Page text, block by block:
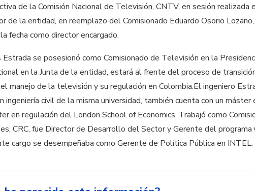
de la Comisión Nacional de Televisión, CNTV, en sesión
de la entidad, en reemplazo del Comisionado Eduardo Osorio
fecha como director encargado.
Estrada se posesionó como Comisionado de Televisión en la
en la Junta de la entidad, estará al frente del proceso de
manejo de la televisión y su regulación en Colombia.El ingeniero
ingeniería civil de la misma universidad, también cuenta con un
en regulación del London School of Economics. Trabajó como
CRC, fue Director de Desarrollo del Sector y Gerente del
cargo se desempeñaba como Gerente de Política Pública en INTEL.